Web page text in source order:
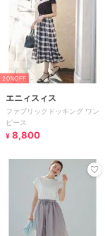
20%OFF
エニィスィス
ファブリックドッキング ワン
ピース
¥ 8,800